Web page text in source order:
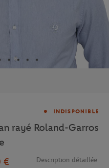
INDISPONIBLE
rayé Roland-Garros
€ Description détaillée